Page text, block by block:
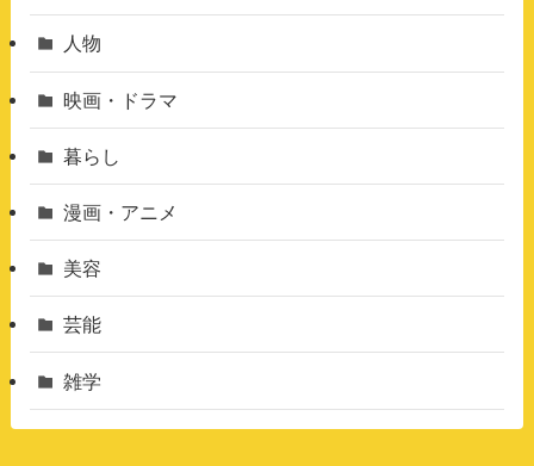
人物
映画・ドラマ
暮らし
漫画・アニメ
美容
芸能
雑学